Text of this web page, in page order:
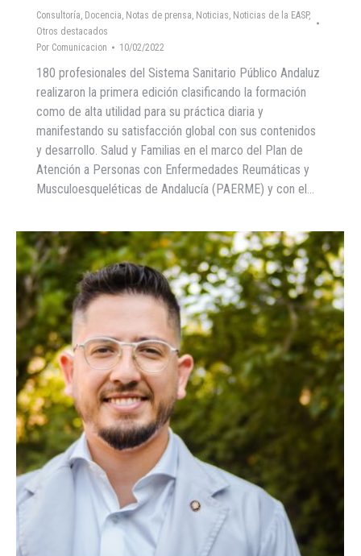
Consultoría, Docencia, Notas de prensa, Noticias, Noticias de la EASP,
Otros destacados
Por Comunicacion 10/02/2022
180 profesionales del Sistema Sanitario Público Andaluz
realizaron la primera edición clasificando la formación
como de alta utilidad para su práctica diaria y
manifestando su satisfacción global con sus contenidos
y desarrollo. Salud y Familias en el marco del Plan de
Atención a Personas con Enfermedades Reumáticas y
Musculoesqueléticas de Andalucía (PAERME) y con el…